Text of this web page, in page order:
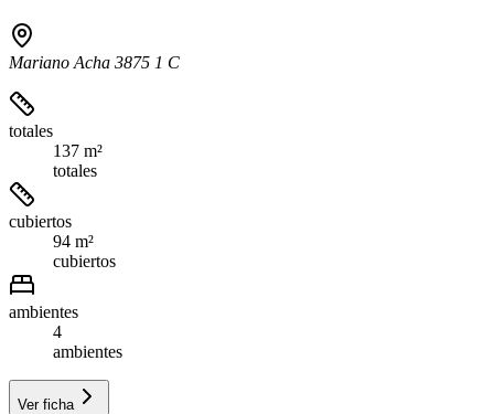
Mariano Acha 3875 1 C
totales
137 m²
totales
cubiertos
94 m²
cubiertos
ambientes
4
ambientes
Ver ficha